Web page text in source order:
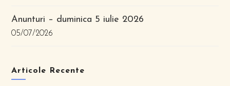
Anunturi – duminica 5 iulie 2026
05/07/2026
Articole Recente